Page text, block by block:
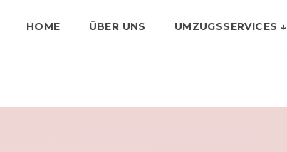
HOME ÜBER UNS UMZUGSSERVICES ↓